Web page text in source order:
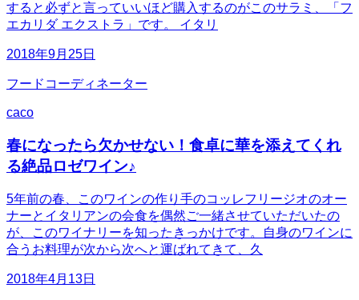
すると必ずと言っていいほど購入するのがこのサラミ、「フ
エカリダ エクストラ」です。 イタリ
2018年9月25日
フードコーディネーター
caco
春になったら欠かせない！食卓に華を添えてくれ
る絶品ロゼワイン♪
5年前の春、このワインの作り手のコッレフリージオのオー
ナーとイタリアンの会食を偶然ご一緒させていただいたの
が、このワイナリーを知ったきっかけです。自身のワインに
合うお料理が次から次へと運ばれてきて、久
2018年4月13日